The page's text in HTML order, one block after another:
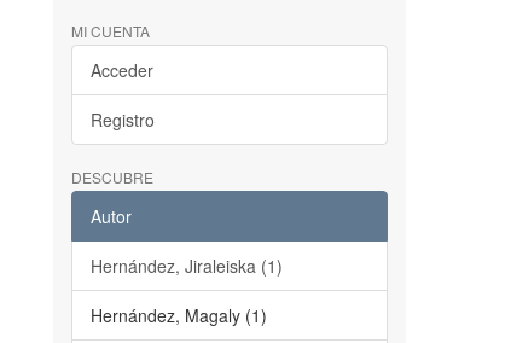
MI CUENTA
Acceder
Registro
DESCUBRE
Autor
Hernández, Jiraleiska (1)
Hernández, Magaly (1)